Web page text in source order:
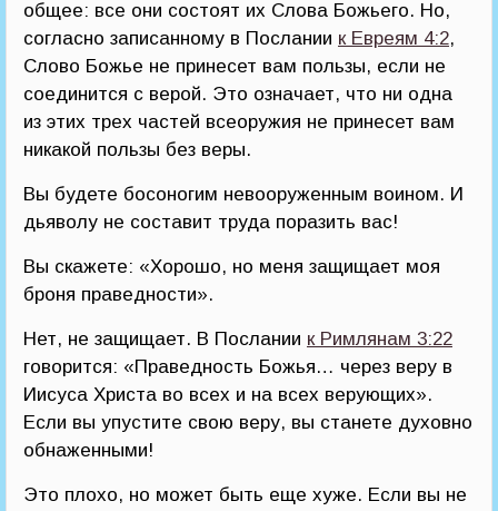
общее: все они состоят их Слова Божьего. Но,
согласно записанному в Послании к Евреям 4:2,
Слово Божье не принесет вам пользы, если не
соединится с верой. Это означает, что ни одна
из этих трех частей всеоружия не принесет вам
никакой пользы без веры.
Вы будете босоногим невооруженным воином. И
дьяволу не составит труда поразить вас!
Вы скажете: «Хорошо, но меня защищает моя
броня праведности».
Нет, не защищает. В Послании к Римлянам 3:22
говорится: «Праведность Божья… через веру в
Иисуса Христа во всех и на всех верующих».
Если вы упустите свою веру, вы станете духовно
обнаженными!
Это плохо, но может быть еще хуже. Если вы не